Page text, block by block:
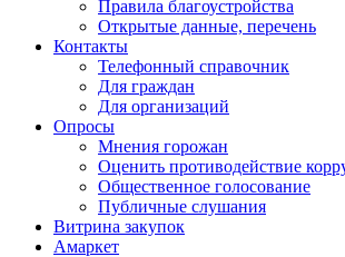
Правила благоустройства
Открытые данные, перечень
Контакты
Телефонный справочник
Для граждан
Для организаций
Опросы
Мнения горожан
Оценить противодействие
Общественное голосование
Публичные слушания
Витрина закупок
Амаркет